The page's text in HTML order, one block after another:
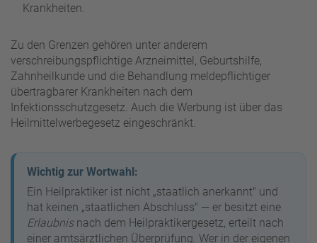
Krankheiten.
Zu den Grenzen gehören unter anderem
verschreibungspflichtige Arzneimittel, Geburtshilfe,
Zahnheilkunde und die Behandlung meldepflichtiger
übertragbarer Krankheiten nach dem
Infektionsschutzgesetz. Auch die Werbung ist über das
Heilmittelwerbegesetz eingeschränkt.
Wichtig zur Wortwahl:
Ein Heilpraktiker ist nicht „staatlich anerkannt" und
hat keinen „staatlichen Abschluss" — er besitzt eine
Erlaubnisnach dem Heilpraktikergesetz, erteilt nach
einer amtsärztlichen Überprüfung. Wer in der eigenen